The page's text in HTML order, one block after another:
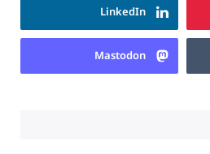
LinkedIn
Mastodon